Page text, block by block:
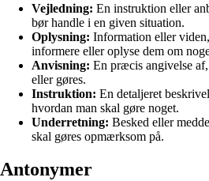
Vejledning: En instruktion eller
bør handle i en given situation.
Oplysning: Information eller
informere eller oplyse dem om
Anvisning: En præcis angivelse
eller gøres.
Instruktion: En detaljeret
hvordan man skal gøre noget.
Underretning: Besked eller
skal gøres opmærksom på.
Antonymer